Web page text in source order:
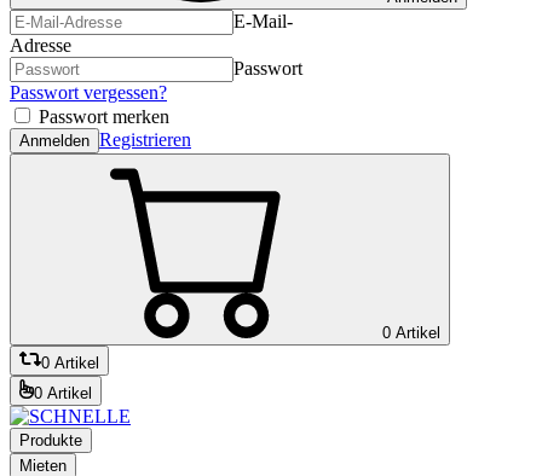
E-Mail-
Adresse
Passwort
Passwort vergessen?
Passwort merken
Anmelden Registrieren
0 Artikel
0 Artikel
0 Artikel
Produkte
Mieten